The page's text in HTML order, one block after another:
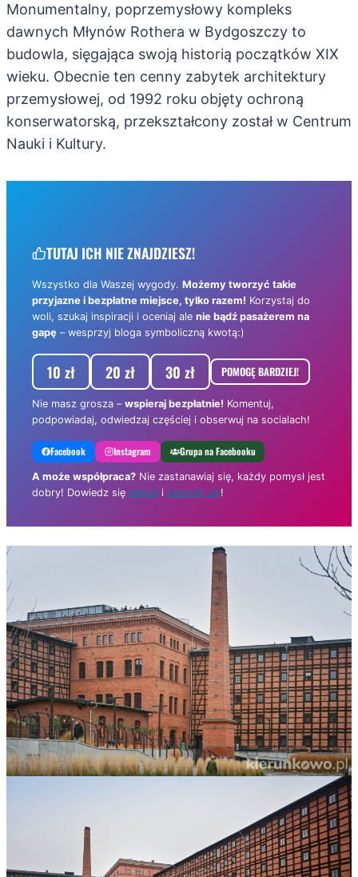
Monumentalny, poprzemysłowy kompleks
dawnych Młynów Rothera w Bydgoszczy to
budowla, sięgająca swoją historią początków XIX
wieku. Obecnie ten cenny zabytek architektury
przemysłowej, od 1992 roku objęty ochroną
konserwatorską, przekształcony został w Centrum
Nauki i Kultury.
TUTAJ ICH NIE ZNAJDZIESZ!
Wszystko dla Waszej wygody. Możemy tworzyć takie
przyjazne i bezpłatne miejsce, tylko razem! Korzystaj do
woli, szukaj inspiracji i oceniaj ale nie bądź pasażerem na
gapę – wesprzyj bloga symboliczną kwotą:)
10 zł 20 zł 30 zł POMOGĘ BARDZIEJ!
Nie masz grosza – wspieraj bezpłatnie! Komentuj,
podpowiadaj, odwiedzaj częściej i obserwuj na socialach!
Facebook Instagram Grupa na Facebooku
A może współpraca? Nie zastanawiaj się, każdy pomysł jest
dobry! Dowiedz się więcej i odezwij się!